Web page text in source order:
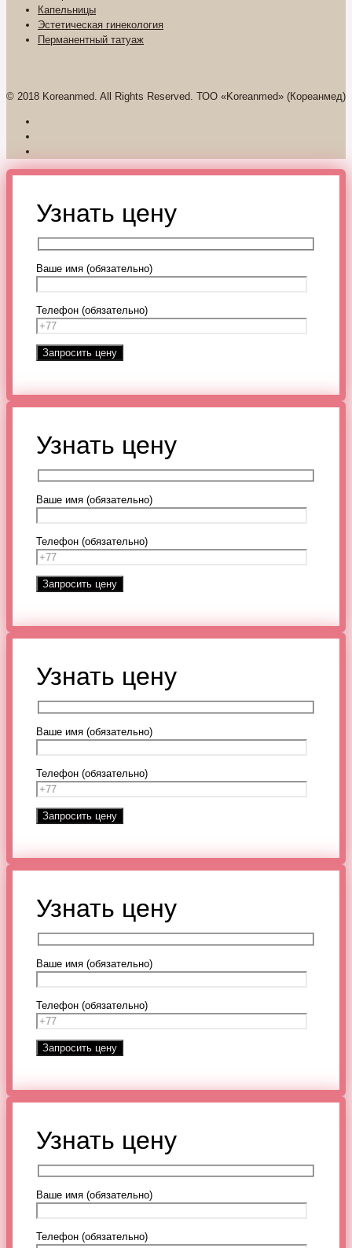
Капельницы
Эстетическая гинекология
Перманентный татуаж
© 2018 Koreanmed. All Rights Reserved. ТОО «Koreanmed» (Кореанмед)
Узнать цену
Ваше имя (обязательно)
Телефон (обязательно)
Узнать цену
Ваше имя (обязательно)
Телефон (обязательно)
Узнать цену
Ваше имя (обязательно)
Телефон (обязательно)
Узнать цену
Ваше имя (обязательно)
Телефон (обязательно)
Узнать цену
Ваше имя (обязательно)
Телефон (обязательно)